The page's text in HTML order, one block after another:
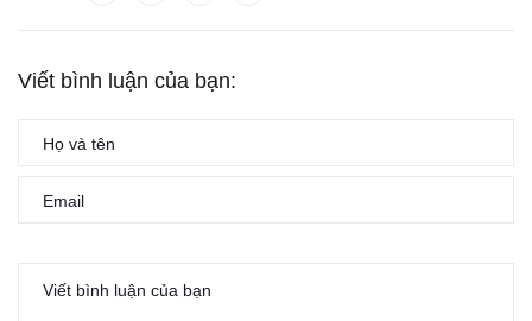
Viết bình luận của bạn: